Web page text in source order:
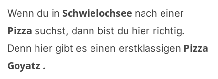
Wenn du in Schwielochsee nach einer
Pizza suchst, dann bist du hier richtig.
Denn hier gibt es einen erstklassigen Pizza
Goyatz .